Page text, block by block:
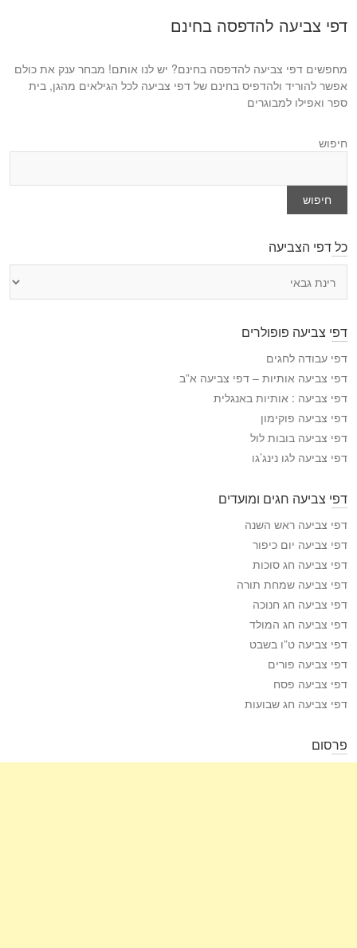
דפי צביעה להדפסה בחינם
מחפשים דפי צביעה להדפסה בחינם? יש לנו אותם! מבחר ענק את כולם
אפשר להוריד ולהדפיס בחינם של דפי צביעה לכל הגילאים מהגן, בית
ספר ואפילו למבוגרים
חיפוש
חיפוש
כל דפי הצביעה
י
ה
צ
י
ע
ה
דפי צביעה פופולרים
דפי עבודה לחגים
דפי צביעה אותיות – דפי צביעה א”ב
דפי צביעה : אותיות באנגלית
דפי צביעה פוקימון
דפי צביעה בובות לול
דפי צביעה לגו נינג’גו
דפי צביעה חגים ומועדים
דפי צביעה ראש השנה
דפי צביעה יום כיפור
דפי צביעה חג סוכות
דפי צביעה שמחת תורה
דפי צביעה חג חנוכה
דפי צביעה חג המולד
דפי צביעה ט”ו בשבט
דפי צביעה פורים
דפי צביעה פסח
דפי צביעה חג שבועות
פרסום